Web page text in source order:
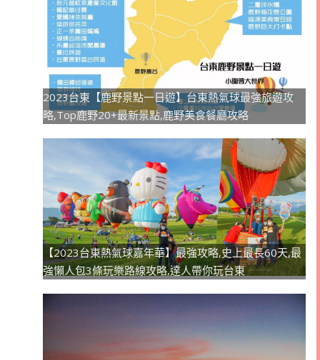
2023台東【鹿野景點一日遊】台東熱氣球最強旅遊攻
略,Top鹿野20+最新景點,鹿野美食餐廳攻略
【2023台東熱氣球嘉年華】最強攻略,史上最長60天,最
強懶人包3條玩樂路線攻略,達人帶你玩台東